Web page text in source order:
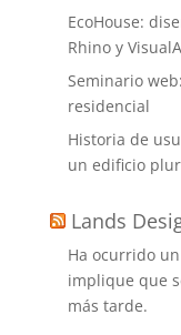
EcoHouse:
Rhino y
Seminario
residencial
Historia de
un edificio
Lands
Ha ocurrido
implique que
más tarde.